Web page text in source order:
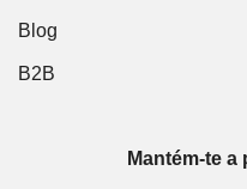
Blog
B2B
Mantém-te